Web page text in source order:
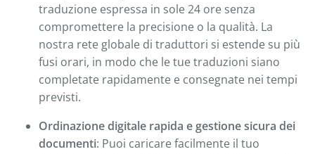
traduzione espressa in sole 24 ore senza
compromettere la precisione o la qualità. La
nostra rete globale di traduttori si estende su più
fusi orari, in modo che le tue traduzioni siano
completate rapidamente e consegnate nei tempi
previsti.
Ordinazione digitale rapida e gestione sicura dei
documenti: Puoi caricare facilmente il tuo